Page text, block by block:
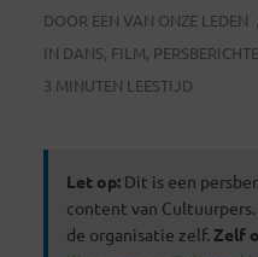
DOOR EEN VAN ONZE LEDEN
IN DANS, FILM,
3 MINUTEN LEESTIJD
Let op:Dit is een
content van
de organisatie zelf. Zelf